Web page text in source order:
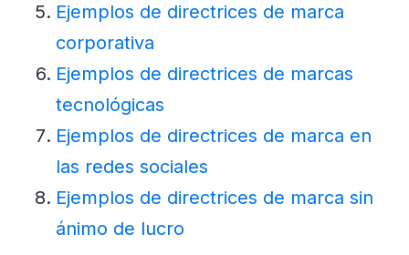
Ejemplos de directrices de marca
corporativa
Ejemplos de directrices de marcas
tecnológicas
Ejemplos de directrices de marca en
las redes sociales
Ejemplos de directrices de marca sin
ánimo de lucro